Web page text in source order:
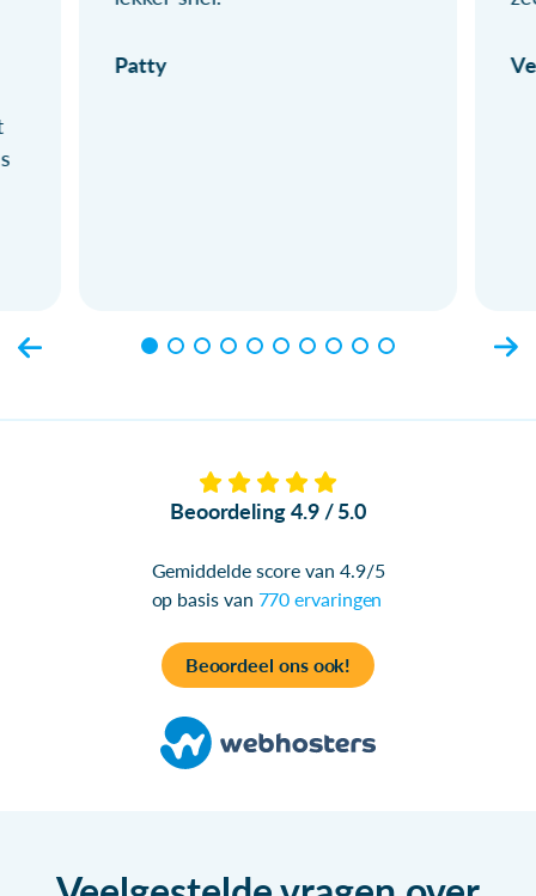
Patty
Beoordeling 4.9 / 5.0
Gemiddelde score van 4.9/5
op basis van 770 ervaringen
Beoordeel ons ook!